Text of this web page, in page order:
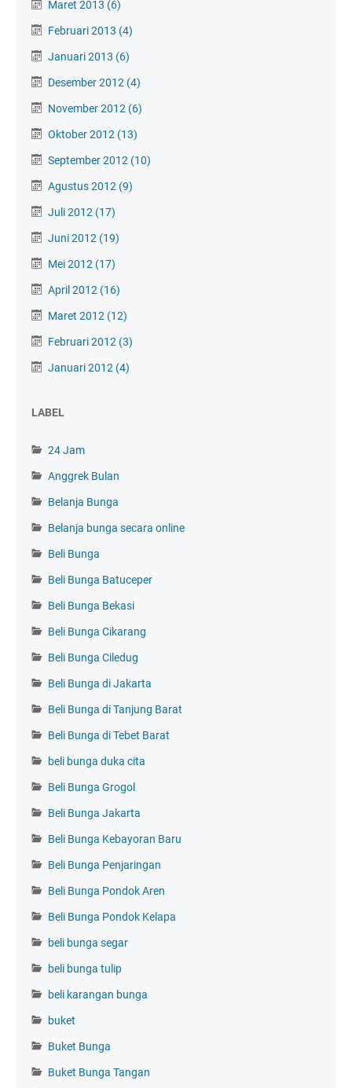
Maret 2013 (6)
Februari 2013 (4)
Januari 2013 (6)
Desember 2012 (4)
November 2012 (6)
Oktober 2012 (13)
September 2012 (10)
Agustus 2012 (9)
Juli 2012 (17)
Juni 2012 (19)
Mei 2012 (17)
April 2012 (16)
Maret 2012 (12)
Februari 2012 (3)
Januari 2012 (4)
LABEL
24 Jam
Anggrek Bulan
Belanja Bunga
Belanja bunga secara online
Beli Bunga
Beli Bunga Batuceper
Beli Bunga Bekasi
Beli Bunga Cikarang
Beli Bunga Ciledug
Beli Bunga di Jakarta
Beli Bunga di Tanjung Barat
Beli Bunga di Tebet Barat
beli bunga duka cita
Beli Bunga Grogol
Beli Bunga Jakarta
Beli Bunga Kebayoran Baru
Beli Bunga Penjaringan
Beli Bunga Pondok Aren
Beli Bunga Pondok Kelapa
beli bunga segar
beli bunga tulip
beli karangan bunga
buket
Buket Bunga
Buket Bunga Tangan